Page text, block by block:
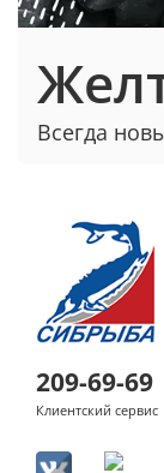
Всегда
209-69-69
Клиентский сервис